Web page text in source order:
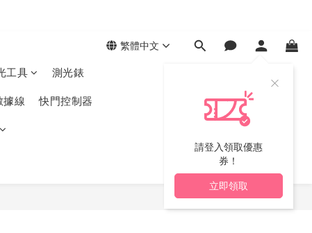
繁體中文
請登入領取優惠
券！
立即領取
工具 測光錶
據線 快門控制器